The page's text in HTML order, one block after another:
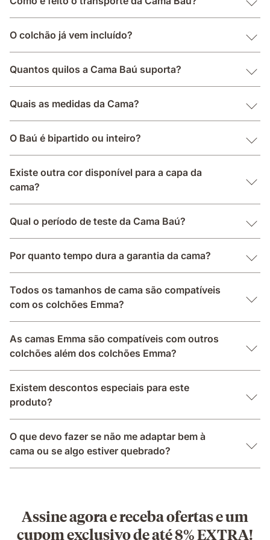
O colchão já vem incluído?
Quantos quilos a Cama Baú suporta?
Quais as medidas da Cama?
O Baú é bipartido ou inteiro?
Existe outra cor disponível para a capa da
cama?
Qual o período de teste da Cama Baú?
Por quanto tempo dura a garantia da cama?
Todos os tamanhos de cama são compatíveis
com os colchões Emma?
As camas Emma são compatíveis com outros
colchões além dos colchões Emma?
Existem descontos especiais para este
produto?
O que devo fazer se não me adaptar bem à
cama ou se algo estiver quebrado?
Assine agora e receba ofertas e um
cupom exclusivo de até 8% EXTRA!